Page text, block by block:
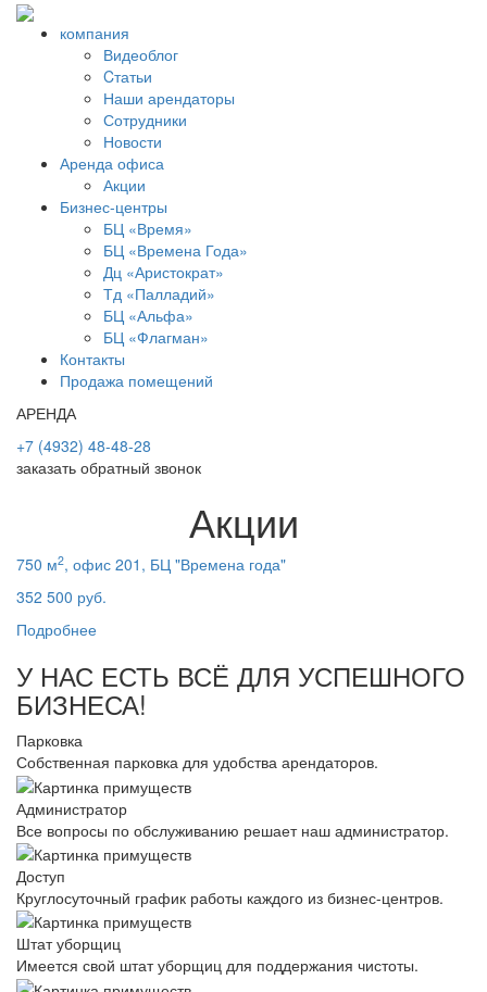
компания
Видеоблог
Cтатьи
Наши арендаторы
Сотрудники
Новости
Аренда офиса
Акции
Бизнес-центры
БЦ «Время»
БЦ «Времена Года»
Дц «Аристократ»
Тд «Палладий»
БЦ «Альфа»
БЦ «Флагман»
Контакты
Продажа помещений
АРЕНДА
+7 (4932) 48-48-28
заказать обратный звонок
Акции
750 м2, офис 201, БЦ "Времена года"
352 500 руб.
Подробнее
У НАС ЕСТЬ ВСЁ ДЛЯ УСПЕШНОГО
БИЗНЕСА!
Парковка
Собственная парковка для удобства арендаторов.
Администратор
Все вопросы по обслуживанию решает наш администратор.
Доступ
Круглосуточный график работы каждого из бизнес-центров.
Штат уборщиц
Имеется свой штат уборщиц для поддержания чистоты.